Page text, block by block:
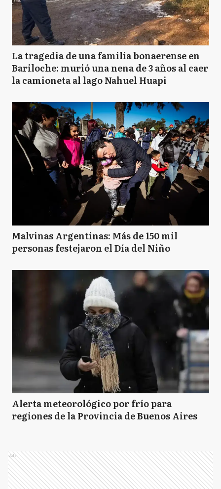
La tragedia de una familia bonaerense en
Bariloche: murió una nena de 3 años al caer
la camioneta al lago Nahuel Huapi
Malvinas Argentinas: Más de 150 mil
personas festejaron el Día del Niño
Alerta meteorológico por frío para
regiones de la Provincia de Buenos Aires
Ads